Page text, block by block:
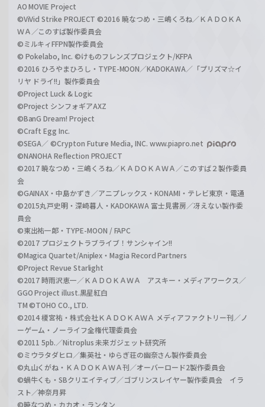
AO MOVIE Project
©ViVid Strike PROJECT ©2016 暁なつめ・三嶋くろね／ＫＡＤＯＫＡ
ＷＡ／このすば製作委員会
©ミルキィFFPN製作委員会
© Pokelabo, Inc. ©けものフレンズプロジェクト/KFPA
©2016 ひろやまひろし・TYPE-MOON／KADOKAWA／「プリズマ☆イ
リヤ ドライ!!」製作委員会
©Project Luck & Logic
©Project シンフォギアAXZ
©BanG Dream! Project
©Craft Egg Inc.
©SEGA／ ©Crypton Future Media, INC. www.piapro.net
©NANOHA Reflection PROJECT
©2017 暁なつめ・三嶋くろね／ＫＡＤＯＫＡＷＡ／このすば２製作委員
会
©GAINAX・中島かずき／アニプレックス・KONAMI・テレビ東京・電通
©2015丸戸史明・深崎暮人・KADOKAWA 富士見書房／冴えない製作委
員会
©東出祐一郎・TYPE-MOON / FAPC
©2017 プロジェクトラブライブ！サンシャイン!!
©Magica Quartet/Aniplex・Magia Record Partners
©Project Revue Starlight
©2017 時雨沢恵一／ＫＡＤＯＫＡＷＡ アスキー・メディアワークス／
GGO Project illust.黒星紅白
TM ©TOHO CO., LTD.
©2014 榎宮祐・株式会社ＫＡＤＯＫＡＷＡ メディアファクトリー刊／ノ
ーゲーム・ノーライフ全権代理委員会
©2011 5pb.／Nitroplus 未来ガジェット研究所
©ミウラタダヒロ／集英社・ゆらぎ荘の幽奈さん製作委員会
©丸山くがね・ＫＡＤＯＫＡＷＡ刊／オーバーロード2製作委員会
©蝸牛くも・SBクリエイティブ／ゴブリンスレイヤー製作委員会 イラ
スト／神奈月昇
©暁なつめ・カカオ・ランタン